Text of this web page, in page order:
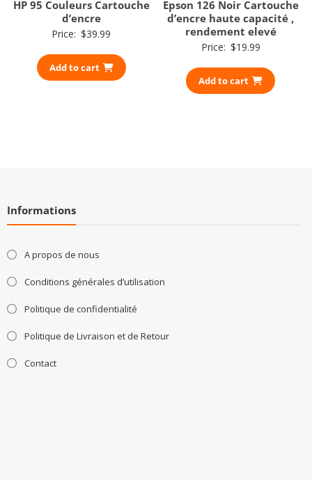
HP 95 Couleurs Cartouche
d’encre
Price: $39.99
Add to cart
Epson 126 Noir Cartouche
d’encre haute capacité ,
rendement elevé
Price: $19.99
Add to cart
Informations
A propos de nous
Conditions générales d’utilisation
Politique de confidentialité
Politique de Livraison et de Retour
Contact